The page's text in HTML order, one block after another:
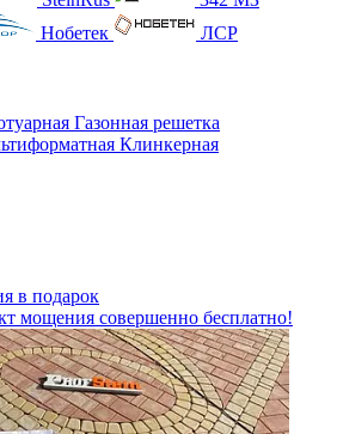
Нобетек ЛСР
Газонная решетка
Клинкерная
в подарок
мощения совершенно бесплатно!